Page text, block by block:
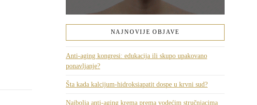
NAJNOVIJE OBJAVE
Anti-aging kongresi: edukacija ili skupo upakovano
ponavljanje?
Šta kada kalcijum-hidroksiapatit dospe u krvni sud?
Najbolja anti-aging krema prema vodećim stručnjacima